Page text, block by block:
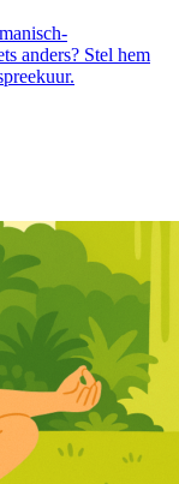
anders? Stel hem